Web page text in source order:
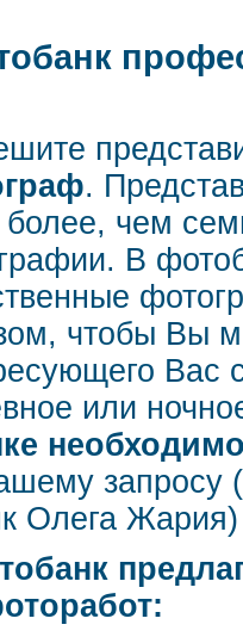
.
чем
В
чтобы Вы
Вас
или
запросу
Олега